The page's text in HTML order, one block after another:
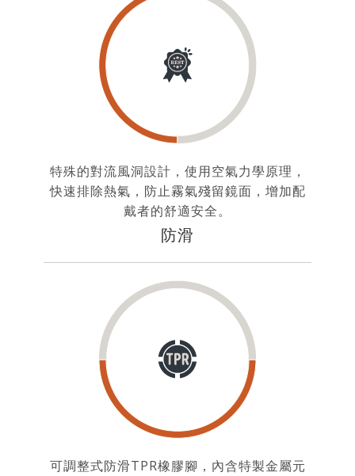
特殊的對流風洞設計，使用空氣力學原理，
快速排除熱氣，防止霧氣殘留鏡面，增加配
戴者的舒適安全。
防滑
可調整式防滑TPR橡膠腳，內含特製金屬元